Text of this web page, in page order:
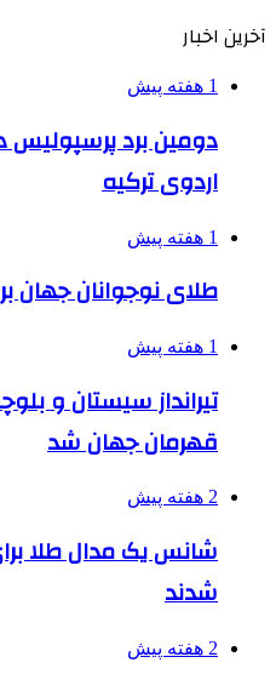
آخرین اخبار
1 هفته پیش
دومین برد پرسپولیس
اردوی ترکیه
1 هفته پیش
طلای نوجوانان جهان
1 هفته پیش
تیرانداز سیستان و
قهرمان جهان شد
2 هفته پیش
شدند
2 هفته پیش